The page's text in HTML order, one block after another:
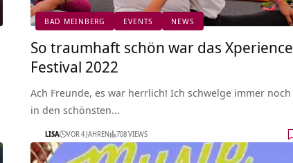
BAD MEINBERG EVENTS NEWS
So traumhaft schön war das Xperience
Festival 2022
Ach Freunde, es war herrlich! Ich schwelge immer noch
in den schönsten…
LISA VOR 4 JAHREN 708 VIEWS